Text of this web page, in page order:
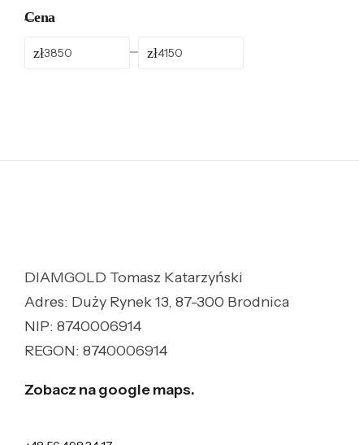
Cena
zł zł
DIAMGOLD Tomasz Katarzyński
Adres: Duży Rynek 13, 87-300 Brodnica
NIP: 8740006914
REGON: 8740006914
Zobacz na google maps.